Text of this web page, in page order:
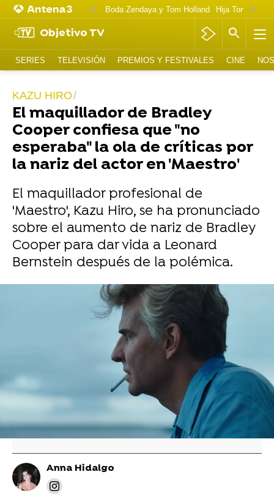
Boda Zendaya y Tom Holland Hija Tom
Objetivo TV
SERIES TELEVISIÓN PREMIOS Y FESTIVALES CINE
KAZU HIRO
El maquillador de Bradley
Cooper confiesa que "no
esperaba" la ola de críticas por
la nariz del actor en 'Maestro'
El maquillador profesional de
'Maestro', Kazu Hiro, se ha pronunciado
sobre el aumento de nariz de Bradley
Cooper para dar vida a Leonard
Bernstein después de la polémica.
Bradley Cooper comparte el relato más
sincero sobre su adicción a las drogas:
"Pensaba que me iba a morir"
Bradley Cooper, marcado por la muerte de su
padre, habla de los errores que ha aprendido
para criar a su hija: "Murió en mis brazos"
Anna Hidalgo